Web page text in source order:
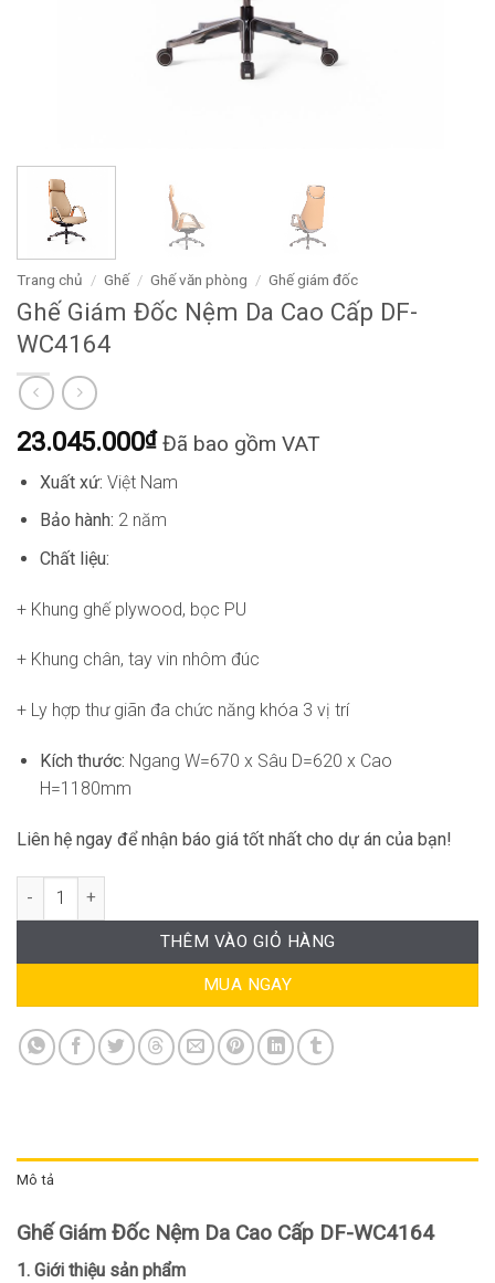
Trang chủ / Ghế / Ghế văn phòng / Ghế giám đốc
Ghế Giám Đốc Nệm Da Cao Cấp DF-
WC4164
23.045.000₫ Đã bao gồm VAT
Xuất xứ: Việt Nam
Bảo hành: 2 năm
Chất liệu:
+ Khung ghế plywood, bọc PU
+ Khung chân, tay vin nhôm đúc
+ Ly hợp thư giãn đa chức năng khóa 3 vị trí
Kích thước: Ngang W=670 x Sâu D=620 x Cao
H=1180mm
Liên hệ ngay để nhận báo giá tốt nhất cho dự án của bạn!
Ghế Giám Đốc Nệm Da Cao Cấp DF-WC4164 số lượng
THÊM VÀO GIỎ HÀNG
MUA NGAY
Mô tả
Ghế Giám Đốc Nệm Da Cao Cấp DF-WC4164
1. Giới thiệu sản phẩm